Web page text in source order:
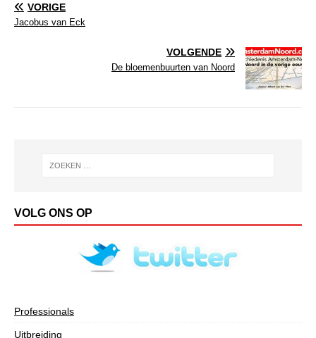
VORIGE
Jacobus van Eck
VOLGENDE
De bloemenbuurten van Noord
VOLG ONS OP
Professionals
Uitbreiding